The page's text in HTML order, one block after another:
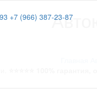
+7 (966) 387-23-87